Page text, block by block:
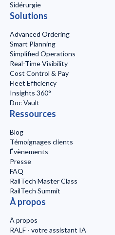
Sidérurgie
Solutions
Advanced Ordering
Smart Planning
Simplified Operations
Real-Time Visibility
Cost Control & Pay
Fleet Efficiency
Insights 360°
Doc Vault
Ressources
Blog
Témoignages clients
Évènements
Presse
FAQ
RailTech Master Class
RailTech Summit
À propos
À propos
RALF - votre assistant IA